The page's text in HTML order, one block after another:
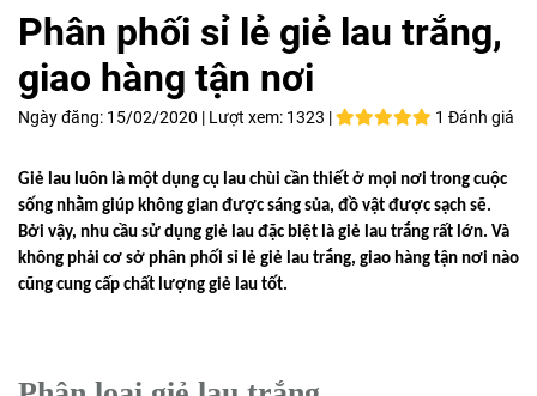
Phân phối sỉ lẻ giẻ lau trắng,
giao hàng tận nơi
Ngày đăng: 15/02/2020 | Lượt xem: 1323 | 1 Đánh giá
Giẻ lau luôn là một dụng cụ lau chùi cần thiết ở mọi nơi trong cuộc
sống nhằm giúp không gian được sáng sủa, đồ vật được sạch sẽ.
Bởi vậy, nhu cầu sử dụng giẻ lau đặc biệt là giẻ lau trắng rất lớn. Và
không phải cơ sở phân phối sỉ lẻ giẻ lau trắng, giao hàng tận nơi nào
cũng cung cấp chất lượng giẻ lau tốt.